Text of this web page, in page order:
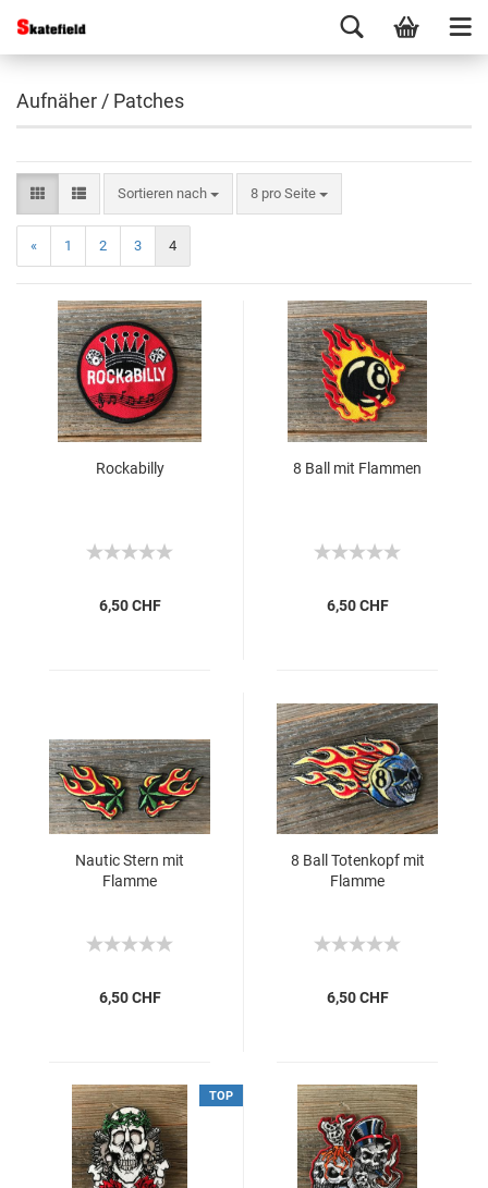
Aufnäher / Patches
Sortieren nach 8 pro Seite
« 1 2 3 4
Rockabilly
6,50 CHF
8 Ball mit Flammen
6,50 CHF
Nautic Stern mit
Flamme
6,50 CHF
8 Ball Totenkopf mit
Flamme
6,50 CHF
TOP